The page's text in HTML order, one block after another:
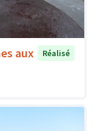
aux
Réalisé